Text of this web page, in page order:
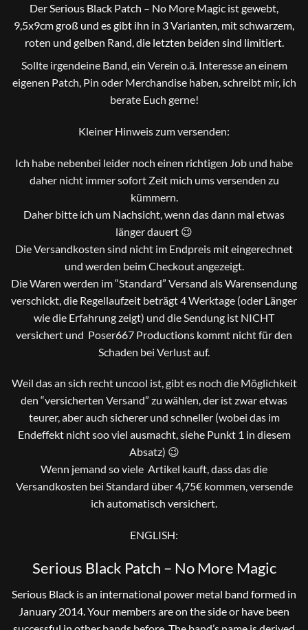
Der Serious Black Patch – No More Magic ist gewebt,
9,5x9cm groß und es gibt ihn in 3 Varianten, mit schwarzem,
roten und gelben Rand, die letzten beiden sind limitiert.
Sollte irgendeine Band, ein Verein o.ä. Interesse an einem
eigenen Patch, Pin oder Merchandise haben, schreibt mir, ich
berate Euch gerne!
Kleiner Hinweis zum versenden:
Ich habe nebenbei leider noch einen richtigen Job und habe
daher nicht immer sofort Zeit mich ums versenden zu
kümmern.
Daher bitte ich um Nachsicht, wenn das dann mal etwas
länger dauert 😉
Die Versandkosten sind nicht im Endpreis mit eingerechnet
und werden beim Checkout angezeigt.
Die Waren werden im “Standard” Versand als Warensendung
verschickt, die Regellaufzeit beträgt 4 Werktage (oder Länger
wie die Erfahrung zeigt) und die Sendung ist NICHT
versichert und Poser667 Productions kommt nicht für den
Schaden bei Verlust auf.
Weil das an sich recht uncool ist, gibt es noch die Möglichkeit
den “versicherten Versand” zu wählen, der ist zwar etwas
teurer, aber auch sicherer und schneller (wobei das im
Endeffekt nicht soo viel ausmacht, siehe Punkt 1 in diesem
Absatz) 😉
Wenn jemand so viele Artikel kauft, dass das die
Versandkosten bei Standard über 4,75€ kommen, versende
ich automatisch versichert.
ENGLISH:
Serious Black Patch – No More Magic
Serious Black is an international power metal band formed in
January 2014. Your members are on the side or have been